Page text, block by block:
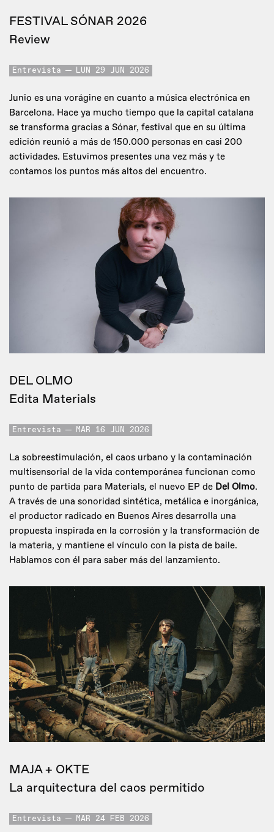
FESTIVAL SÓNAR 2026
Review
Entrevista LUN 29 JUN 2026
Junio es una vorágine en cuanto a música electrónica en
Barcelona. Hace ya mucho tiempo que la capital catalana
se transforma gracias a Sónar, festival que en su última
edición reunió a más de 150.000 personas en casi 200
actividades. Estuvimos presentes una vez más y te
contamos los puntos más altos del encuentro.
DEL OLMO
Edita Materials
Entrevista MAR 16 JUN 2026
La sobreestimulación, el caos urbano y la contaminación
multisensorial de la vida contemporánea funcionan como
punto de partida para Materials, el nuevo EP de Del Olmo.
A través de una sonoridad sintética, metálica e inorgánica,
el productor radicado en Buenos Aires desarrolla una
propuesta inspirada en la corrosión y la transformación de
la materia, y mantiene el vínculo con la pista de baile.
Hablamos con él para saber más del lanzamiento.
MAJA + OKTE
La arquitectura del caos permitido
Entrevista MAR 24 FEB 2026